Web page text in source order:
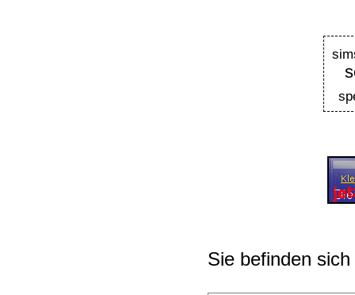
Sie befinden